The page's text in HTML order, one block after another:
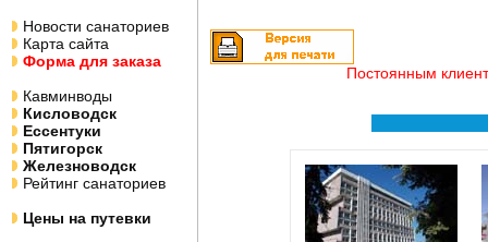
Новости санаториев
Карта сайта
Форма для заказа
Кавминводы
Кисловодск
Ессентуки
Пятигорск
Железноводск
Рейтинг санаториев
Цены на путевки
Постоянным